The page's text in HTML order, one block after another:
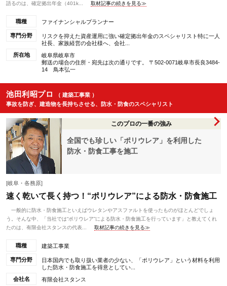
語るのは、確定拠出年金（401k...
取材記事の続きを見る≫
職種 ファイナンシャルプランナー
専門分野
リスクを抑えた資産運用に強い確定拠出年金のスペシャリスト特に一人
社長、家族経営の会社様へ、会社...
所在地
岐阜県岐阜市
郵送の場合の住所・宛先は次の通りです。 〒502-0071岐阜市長良3484-
14 鳥本弘一
池田利昭プロ
（ 建築工事業 ）
事故を防ぎ、建造物を長持ちさせる、防水・防食のスペシャリスト
このプロの一番の強み
全国でも珍しい「ポリウレア」を利用した
防水・防食工事を施工
[岐阜・各務原]
速く乾いて長く持つ！“ポリウレア”による防水・防食施工
一般的に防水・防食施工といえばウレタンやアスファルトを使ったものがほとんどでしょ
う。そんな中、「当社では“ポリウレア”による防水・防食施工を行っています」と教えてくれ
たのは、有限会社スタンスの代表...
取材記事の続きを見る≫
職種 建築工事業
専門分野
日本国内でも取り扱い業者の少ない、「ポリウレア」という材料を利用
した防水・防食施工を得意としてい...
会社名
有限会社スタンス